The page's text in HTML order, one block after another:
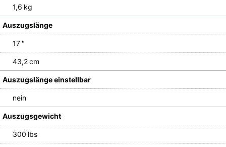
1,6 kg
Auszugslänge
17 "
43,2 cm
Auszugslänge einstellbar
nein
Auszugsgewicht
300 lbs